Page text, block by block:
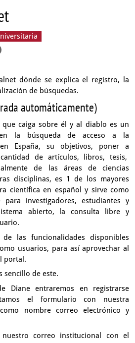
dónde se explica el registro, la
de búsquedas.
automáticamente)
caiga sobre él y al diablo es un
en la búsqueda de accesoa la
España, su objetivos, poner a
de artículos, libros, tesis,
de las áreas de ciencias
disciplinas,es 1 de los mayores
científica en español y sirve como
para investigadores, estudiantes y
abierto,
la consulta libre y
de las funcionalidades disponibles
usuarios, para así aprovechar al
portal.
sencillo de este.
Diane entraremos en registrarse
el formulario con nuestra
como nombre correo electrónico y
correo institucional con el